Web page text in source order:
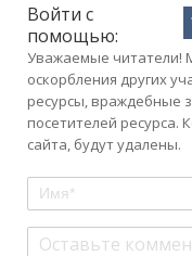
Войти с
помощью:
Уважаемые читатели!
оскорбления других
ресурсы, враждебные
посетителей
сайта, будут удалены.